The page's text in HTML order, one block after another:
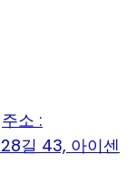
주소 :
길 43, 아이센